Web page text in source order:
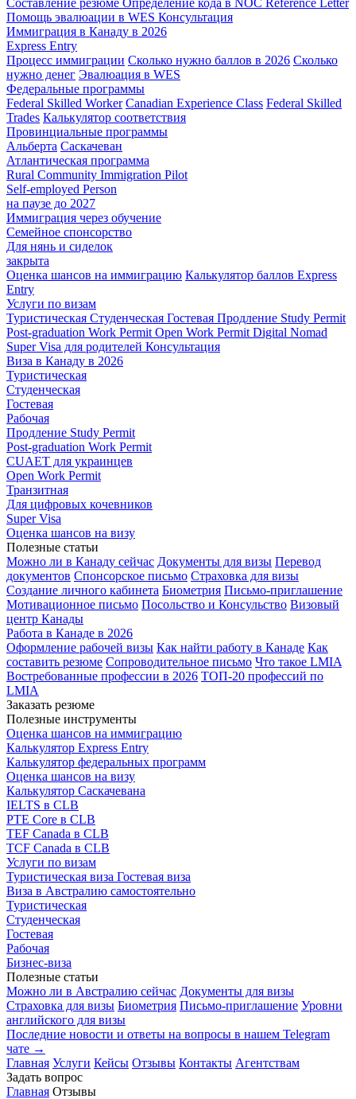
Помощь эвалюации в WES Консультация
Иммиграция в Канаду в 2026
Express Entry
Процесс иммиграции Сколько нужно баллов в 2026 Сколько
нужно денег Эвалюация в WES
Федеральные программы
Federal Skilled Worker Canadian Experience Class Federal Skilled
Trades Калькулятор соответствия
Провинциальные программы
Альберта Саскачеван
Атлантическая программа
Rural Community Immigration Pilot
Self-employed Person
на паузе до 2027
Иммиграция через обучение
Семейное спонсорство
Для нянь и сиделок
закрыта
Оценка шансов на иммиграцию Калькулятор баллов Express
Entry
Услуги по визам
Туристическая Студенческая Гостевая Продление Study Permit
Post-graduation Work Permit Open Work Permit Digital Nomad
Super Visa для родителей Консультация
Виза в Канаду в 2026
Туристическая
Студенческая
Гостевая
Рабочая
Продление Study Permit
Post-graduation Work Permit
CUAET для украинцев
Open Work Permit
Транзитная
Для цифровых кочевников
Super Visa
Оценка шансов на визу
Полезные статьи
Можно ли в Канаду сейчас Документы для визы Перевод
документов Спонсорское письмо Страховка для визы
Создание личного кабинета Биометрия Письмо-приглашение
Мотивационное письмо Посольство и Консульство Визовый
центр Канады
Работа в Канаде в 2026
Оформление рабочей визы Как найти работу в Канаде Как
составить резюме Сопроводительное письмо Что такое LMIA
Востребованные профессии в 2026 ТОП-20 профессий по
LMIA
Заказать резюме
Полезные инструменты
Оценка шансов на иммиграцию
Калькулятор Express Entry
Калькулятор федеральных программ
Оценка шансов на визу
Калькулятор Саскачевана
IELTS в CLB
PTE Core в CLB
TEF Canada в CLB
TCF Canada в CLB
Услуги по визам
Туристическая виза Гостевая виза
Виза в Австралию самостоятельно
Туристическая
Студенческая
Гостевая
Рабочая
Бизнес-виза
Полезные статьи
Можно ли в Австралию сейчас Документы для визы
Страховка для визы Биометрия Письмо-приглашение Уровни
английского для визы
Последние новости и ответы на вопросы в нашем Telegram
чате →
Главная Услуги Кейсы Отзывы Контакты Агентствам
Задать вопрос
Главная Отзывы